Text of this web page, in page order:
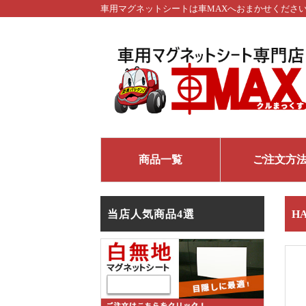
車用マグネットシートは車MAXへおまかせくださ
商品一覧 ご注文方
当店人気商品4選